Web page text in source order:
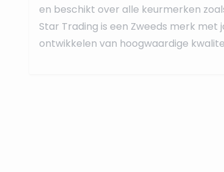
en beschikt over alle keurmerken
Star Trading is een Zweeds merk met
ontwikkelen van hoogwaardige